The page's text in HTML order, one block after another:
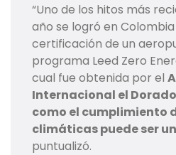
“Uno de los hitos más
año se logró en
certificación de un
programa Leed Zero
cual fue obtenida por el
Internacional el
como el cumplimiento
climáticas puede ser
puntualizó.